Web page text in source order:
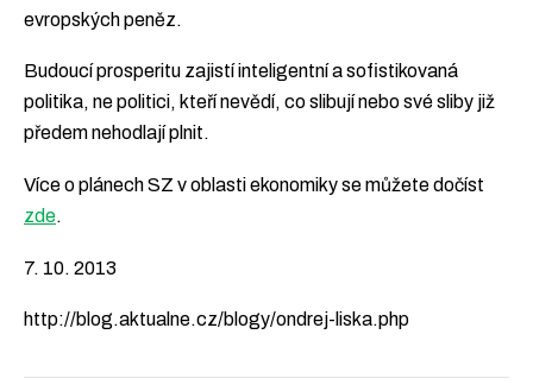
evropských peněz.
Budoucí prosperitu zajistí inteligentní a sofistikovaná
politika, ne politici, kteří nevědí, co slibují nebo své sliby již
předem nehodlají plnit.
Více o plánech SZ v oblasti ekonomiky se můžete dočíst
zde.
7. 10. 2013
http://blog.aktualne.cz/blogy/ondrej-liska.php